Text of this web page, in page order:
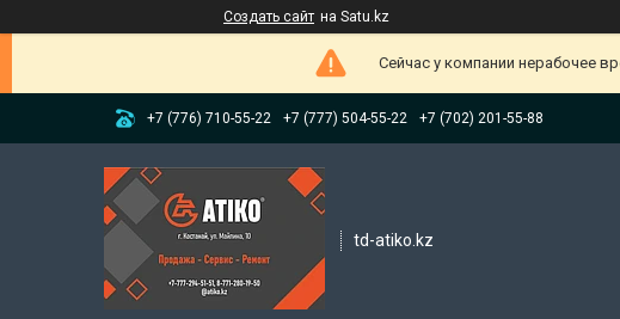
Создать сайт на Satu.kz
Сейчас у компании нерабочее
+7 (776) 710-55-22 +7 (777) 504-55-22 +7 (702) 201-55-88
td-atiko.kz